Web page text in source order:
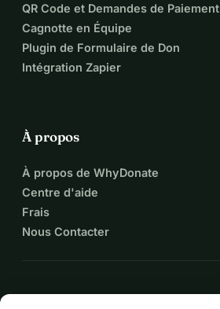
QR Code et Demandes de Paiement
Cagnotte en Équipe
Plugin de Formulaire de Don
Intégration Zapier
À propos
À propos de WhyDonate
Centre d'aide
Frais
Nous Contacter